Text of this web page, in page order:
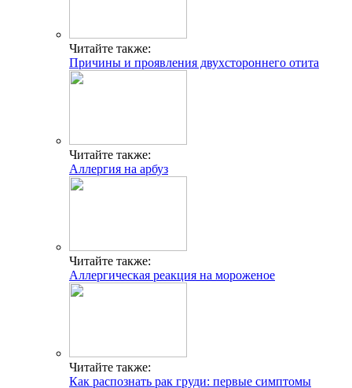
Читайте также:
Причины и проявления двухстороннего отита
Читайте также:
Аллергия на арбуз
Читайте также:
Аллергическая реакция на мороженое
Читайте также:
Как распознать рак груди: первые симптомы